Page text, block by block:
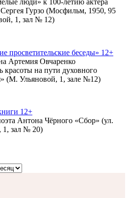
люди» к 100-летию актера
Гурзо (Мосфильм, 1950, 95
1, зал № 12)
просветительские беседы» 12+
Артемия Овчаренко
красоты на пути духовного
(М. Ульяновой, 1, зале №12)
12+
Антона Чёрного «Сбор» (ул.
1, зал № 20)